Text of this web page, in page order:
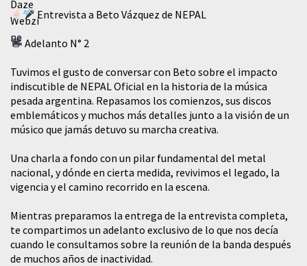
Entrevista a Beto Vázquez de NEPAL
Adelanto N° 2
Tuvimos el gusto de conversar con Beto sobre el impacto
indiscutible de NEPAL Oficial en la historia de la música
pesada argentina. Repasamos los comienzos, sus discos
emblemáticos y muchos más detalles junto a la visión de un
músico que jamás detuvo su marcha creativa.
​Una charla a fondo con un pilar fundamental del metal
nacional, y dónde en cierta medida, revivimos el legado, la
vigencia y el camino recorrido en la escena.
Mientras preparamos la entrega de la entrevista completa,
te compartimos un adelanto exclusivo de lo que nos decía
cuando le consultamos sobre la reunión de la banda después
de muchos años de inactividad.